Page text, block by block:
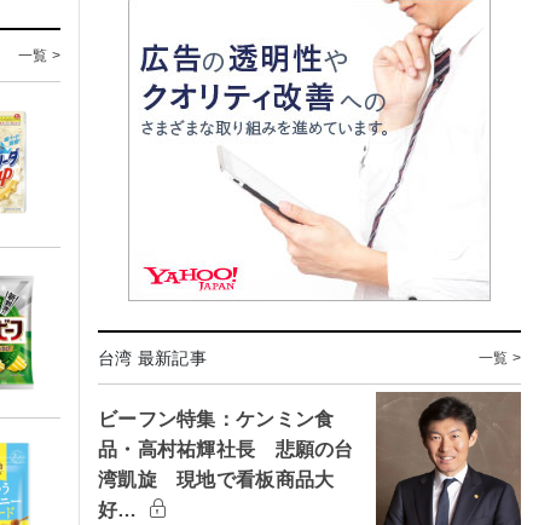
一覧 >
台湾 最新記事 一覧 >
ビーフン特集：ケンミン食
品・高村祐輝社長 悲願の台
湾凱旋 現地で看板商品大
好…